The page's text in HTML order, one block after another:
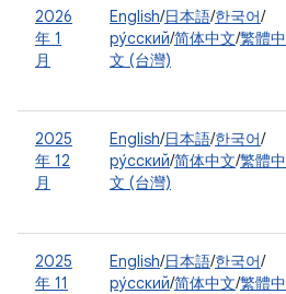
2026
年 1
月
English/日本語/한국어/
ру́сский/简体中文/繁體中
文 (台灣)
2025
年 12
月
English/日本語/한국어/
ру́сский/简体中文/繁體中
文 (台灣)
2025
年 11
English/日本語/한국어/
ру́сский/简体中文/繁體中